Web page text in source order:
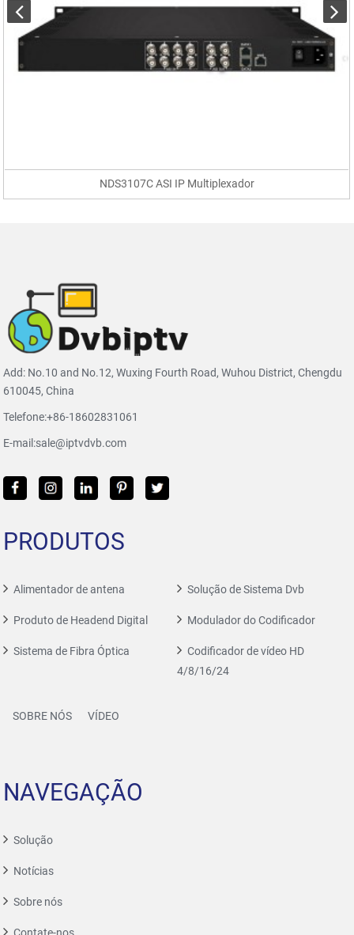
NDS3107C ASI IP Multiplexador
Add: No.10 and No.12, Wuxing Fourth Road, Wuhou District, Chengdu
610045, China
Telefone:+86-18602831061
E-mail:sale@iptvdvb.com
PRODUTOS
Alimentador de antena Solução de Sistema Dvb
Produto de Headend Digital Modulador do Codificador
Sistema de Fibra Óptica
Codificador de vídeo HD
4/8/16/24
SOBRE NÓS VÍDEO
NAVEGAÇÃO
Solução
Notícias
Sobre nós
Contate-nos